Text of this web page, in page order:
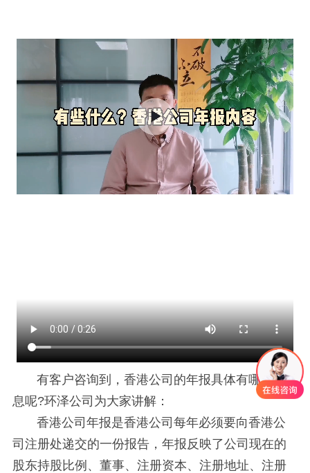
有客户咨询到，香港公司的年报具体有哪些信
息呢?环泽公司为大家讲解：
香港公司年报是香港公司每年必须要向香港公
司注册处递交的一份报告，年报反映了公司现在的
股东持股比例、董事、注册资本、注册地址、注册